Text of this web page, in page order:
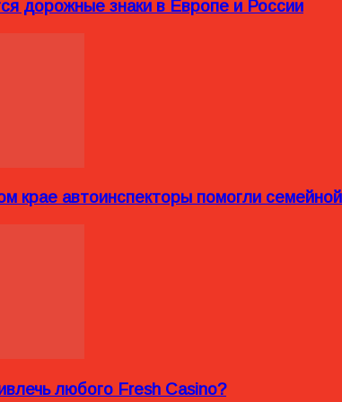
дорожные знаки в Европе и России
крае автоинспекторы помогли
любого Fresh Casino?